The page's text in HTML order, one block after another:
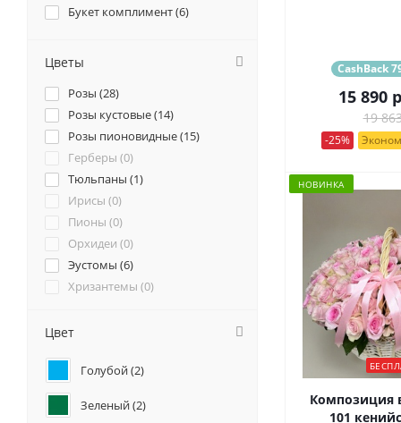
CashBack
15 890
19
-25%
НОВИНКА
Композиция
101
Букет комплимент (6)
Цветы
Розы (28)
Розы кустовые (14)
Розы пионовидные (15)
Герберы (0)
Тюльпаны (1)
Ирисы (0)
Пионы (0)
Орхидеи (0)
Эустомы (6)
Хризантемы (0)
Ранункулюсы (
Гортензии (2)
Лилии (
Подсолнухи (0
Цвет
Голубой (2)
Зеленый (2)